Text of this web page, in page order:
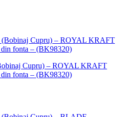
Cupru) – ROYAL KRAFT
fonta – (BK98320)